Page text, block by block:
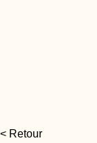
< Retour